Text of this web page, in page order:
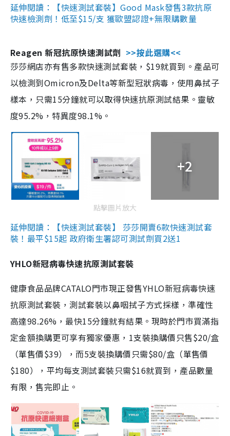
延伸閱讀：【快速測試套裝】Good Mask發售3款抗原
快速檢測劑！低至$15/支 獲歐盟認證+無限購數量
Reagen 新冠抗原快速測試劑 >>按此選購<<
莎莎網店亦有售多款快速測試套裝，$19就買到。產品可
以檢測到Omicron及Delta等新型冠狀病毒，使用鼻拭子
樣本，只需15分鐘就可以取得快速抗原測試結果。靈敏
度95.2%，特異度98.1%。
+2
點擊圖片放大
延伸閱讀：【快速測試套裝】 莎莎開賣6款快速測試套
裝！最平$15起 政府衛生署認可測試劑買2送1
YHLO新冠病毒快速抗原測試套裝
健康食品品牌CATALO門市現正發售YHLO新冠病毒快速
抗原測試套裝，測試套裝以鼻咽拭子方式採樣，準確性
高達98.26%，最快15分鐘就有結果。現時於門市買滿指
定金額換購更可享有獨家優惠，1支裝換購價只售$20/盒
（單售價$39），而5支裝換購價只需$80/盒（單售價
$180），平均每支測試套裝只需$16就買到，產品數量
有限，售完即止。